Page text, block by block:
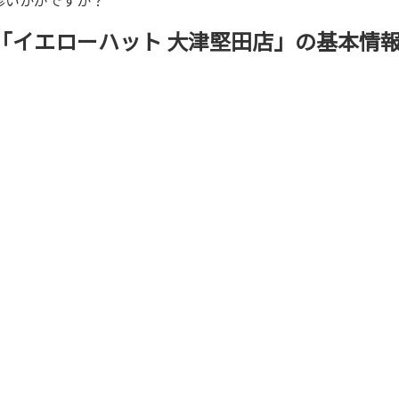
イエローハット 大津堅田店」の基本情